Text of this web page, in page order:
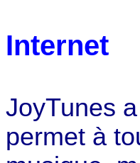
Internet
JoyTunes
permet à